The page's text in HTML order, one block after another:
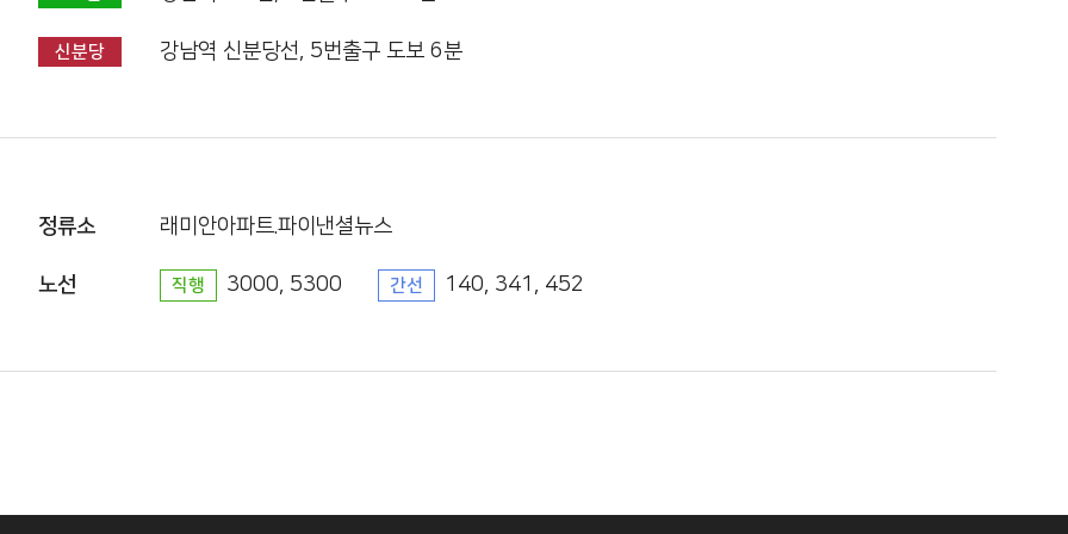
신분당 강남역 신분당선, 5번출구 도보 6분
정류소 래미안아파트.파이낸셜뉴스
노선 직행 3000, 5300 간선 140, 341, 452